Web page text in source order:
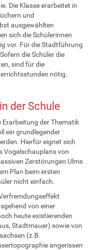
Die Klasse erarbeitet in
und
ausgewählten
sich die Schülerinnen
vor. Für die Stadtführung
die Schüler die
sind für die
nötig.
der Schule
der Thematik
ein grundlegender
Hierfür eignet sich
Vogelschauplans von
Zerstörungen Ulms
Plan beim ersten
nicht einfach.
von einer
heute existierenden
Stadtmauer) sowie von
(z.B.
angerissen